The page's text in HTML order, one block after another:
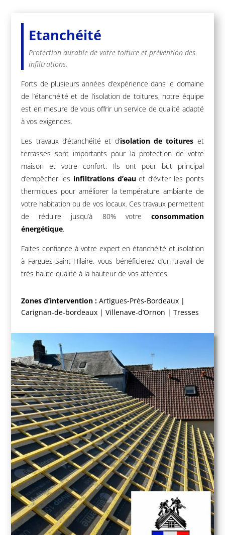
Etanchéité
Protection durable de votre toiture et prévention des
infiltrations.
Forts de plusieurs années d’expérience dans le domaine
de l’étanchéité et de l’isolation de toitures, notre équipe
est en mesure de vous offrir un service de qualité adapté
à vos exigences.
Les travaux d’étanchéité et d’isolation de toitures et
terrasses sont importants pour la protection de votre
maison et votre confort. Ils ont pour but principal
d’empêcher les infiltrations d’eauet d’éviter les ponts
thermiques pour améliorer la température ambiante de
votre habitation ou de vos locaux. Ces travaux permettent
de réduire jusqu’à 80% votre consommation
énergétique.
Faites confiance à votre expert en étanchéité et isolation
à Fargues-Saint-Hilaire, vous bénéficierez d’un travail de
très haute qualité à la hauteur de vos attentes.
Zones d’intervention : Artigues-Près-Bordeaux |
Carignan-de-bordeaux |Villenave-d’Ornon |Tresses